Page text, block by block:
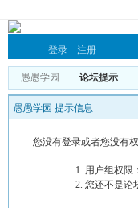
登录 注册
愚愚学园 论坛提示
愚愚学园 提示信息
您没有登录或者您没有
用户组权限
您还不是论